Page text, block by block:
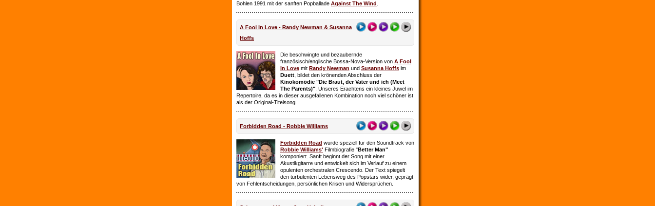
Bohlen 1991 mit der sanften Popballade Against The Wind
A Fool In Love - Randy Newman & Susanna
Hoffs
Die beschwingte und bezaubernde
französisch/englische Bossa-Nova-Version von A Fool
In Love mit Randy Newman und Susanna Hoffs im
Duett , bildet den krönenden Abschluss der
Kinokomödie "Die Braut, der Vater und ich (Meet
The Parents)" . Unseres Erachtens ein kleines Juwel im
Repertoire, da es in dieser ausgefallenen Kombination noch viel schöner ist
als der Original-Titelsong.
Forbidden Road - Robbie Williams
Forbidden Road wurde speziell für den Soundtrack von
Robbie Williams' Filmbiografie "Better Man"
komponiert. Sanft beginnt der Song mit einer
Akustikgitarre und entwickelt sich im Verlauf zu einem
opulenten orchestralen Crescendo. Der Text spiegelt
den turbulenten Lebensweg des Popstars wider, geprägt
von Fehlentscheidungen, persönlichen Krisen und Widersprüchen.